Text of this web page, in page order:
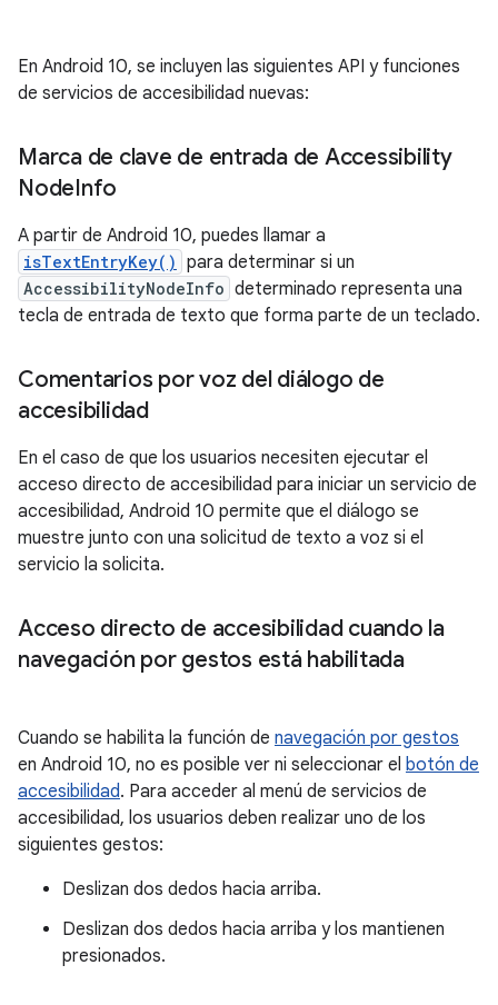
En Android 10, se incluyen las siguientes API y funciones
de servicios de accesibilidad nuevas:
Marca de clave de entrada de Accessibility
NodeInfo
A partir de Android 10, puedes llamar a
isTextEntryKey() para determinar si un
AccessibilityNodeInfo determinado representa una
tecla de entrada de texto que forma parte de un teclado.
Comentarios por voz del diálogo de
accesibilidad
En el caso de que los usuarios necesiten ejecutar el
acceso directo de accesibilidad para iniciar un servicio de
accesibilidad, Android 10 permite que el diálogo se
muestre junto con una solicitud de texto a voz si el
servicio la solicita.
Acceso directo de accesibilidad cuando la
navegación por gestos está habilitada
Cuando se habilita la función de navegación por gestos
en Android 10, no es posible ver ni seleccionar el botón de
accesibilidad. Para acceder al menú de servicios de
accesibilidad, los usuarios deben realizar uno de los
siguientes gestos:
Deslizan dos dedos hacia arriba.
Deslizan dos dedos hacia arriba y los mantienen
presionados.